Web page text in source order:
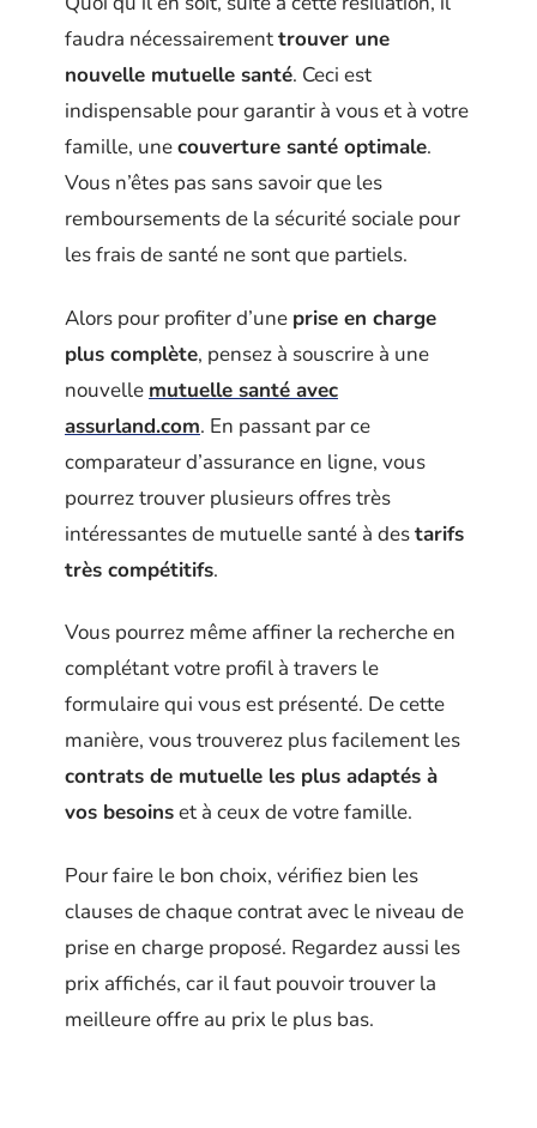
faudra nécessairementtrouver une
nouvelle mutuelle santé. Ceci est
indispensable pour garantir à vous et à votre
famille, unecouverture santé optimale.
Vous n’êtes pas sans savoir que les
remboursements de la sécurité sociale pour
les frais de santé ne sont que partiels.
Alors pour profiter d’une prise en charge
plus complète, pensez à souscrire à une
nouvelle mutuelle santé avec
assurland.com. En passant par ce
comparateur d’assurance en ligne, vous
pourrez trouver plusieurs offres très
intéressantes de mutuelle santé à destarifs
très compétitifs.
Vous pourrez même affiner la recherche en
complétant votre profil à travers le
formulaire qui vous est présenté. De cette
manière, vous trouverez plus facilement les
contrats de mutuelle les plus adaptés à
vos besoinset à ceux de votre famille.
Pour faire le bon choix, vérifiez bien les
clauses de chaque contrat avec le niveau de
prise en charge proposé. Regardez aussi les
prix affichés, car il faut pouvoir trouver la
meilleure offre au prix le plus bas.